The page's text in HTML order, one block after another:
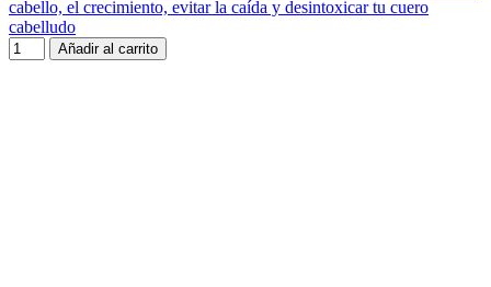
cabello, el crecimiento, evitar la caída y desintoxicar tu cuero
cabelludo
Añadir al carrito